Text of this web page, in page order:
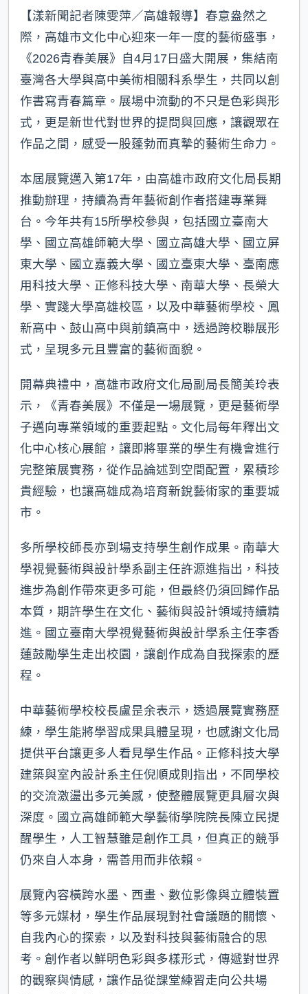
【漾新聞記者陳雯萍／高雄報導】春意盎然之
際，高雄市文化中心迎來一年一度的藝術盛事，
《2026青春美展》自4月17日盛大開展，集結南
臺灣各大學與高中美術相關科系學生，共同以創
作書寫青春篇章。展場中流動的不只是色彩與形
式，更是新世代對世界的提問與回應，讓觀眾在
作品之間，感受一股蓬勃而真摯的藝術生命力。
本屆展覽邁入第17年，由高雄市政府文化局長期
推動辦理，持續為青年藝術創作者搭建專業舞
台。今年共有15所學校參與，包括國立臺南大
學、國立高雄師範大學、國立高雄大學、國立屏
東大學、國立嘉義大學、國立臺東大學、臺南應
用科技大學、正修科技大學、南華大學、長榮大
學、實踐大學高雄校區，以及中華藝術學校、鳳
新高中、鼓山高中與前鎮高中，透過跨校聯展形
式，呈現多元且豐富的藝術面貌。
開幕典禮中，高雄市政府文化局副局長簡美玲表
示，《青春美展》不僅是一場展覽，更是藝術學
子邁向專業領域的重要起點。文化局每年釋出文
化中心核心展館，讓即將畢業的學生有機會進行
完整策展實務，從作品論述到空間配置，累積珍
貴經驗，也讓高雄成為培育新銳藝術家的重要城
市。
多所學校師長亦到場支持學生創作成果。南華大
學視覺藝術與設計學系副主任許源進指出，科技
進步為創作帶來更多可能，但最終仍須回歸作品
本質，期許學生在文化、藝術與設計領域持續精
進。國立臺南大學視覺藝術與設計學系主任李香
蓮鼓勵學生走出校園，讓創作成為自我探索的歷
程。
中華藝術學校校長盧昰余表示，透過展覽實務歷
練，學生能將學習成果具體呈現，也感謝文化局
提供平台讓更多人看見學生作品。正修科技大學
建築與室內設計系主任倪順成則指出，不同學校
的交流激盪出多元美感，使整體展覽更具層次與
深度。國立高雄師範大學藝術學院院長陳立民提
醒學生，人工智慧雖是創作工具，但真正的競爭
仍來自人本身，需善用而非依賴。
展覽內容橫跨水墨、西畫、數位影像與立體裝置
等多元媒材，學生作品展現對社會議題的關懷、
自我內心的探索，以及對科技與藝術融合的思
考。創作者以鮮明色彩與多樣形式，傳遞對世界
的觀察與情感，讓作品從課堂練習走向公共場